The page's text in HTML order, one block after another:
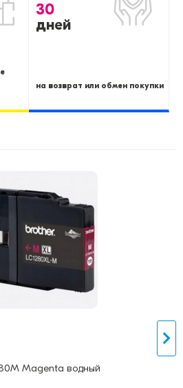
30
дней
на возврат или обмен покупки
Magenta водный